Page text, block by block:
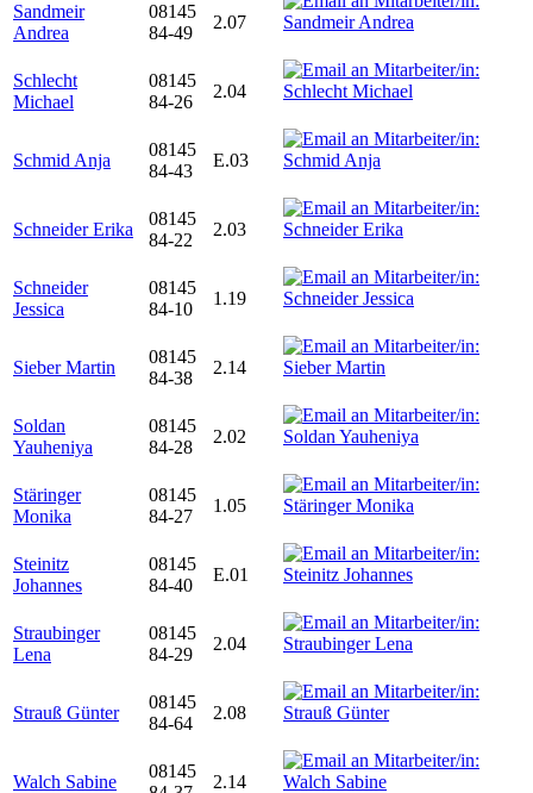
Sandmeir
Andrea
08145
84-49
2.07
Schlecht
Michael
08145
84-26
2.04
Schmid Anja
08145
84-43
E.03
Schneider Erika
08145
84-22
2.03
Schneider
Jessica
08145
84-10
1.19
Sieber Martin
08145
84-38
2.14
Soldan
Yauheniya
08145
84-28
2.02
Stäringer
Monika
08145
84-27
1.05
Steinitz
Johannes
08145
84-40
E.01
Straubinger
Lena
08145
84-29
2.04
Strauß Günter
08145
84-64
2.08
Walch Sabine
08145
2.14